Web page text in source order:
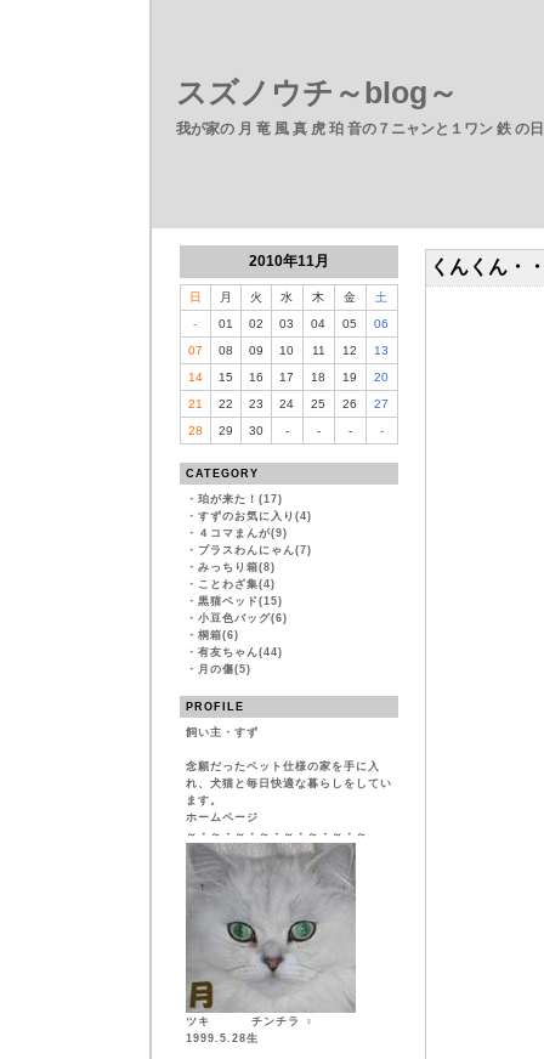
スズノウチ～blog～
我が家の 月 竜 風 真 虎 珀 音の７ニャンと１ワン 鉄 の
2010年11月
日 月 火 水 木 金
土
-
01 02 03 04 05
06
07
08 09 10 11 12
13
14
15 16 17 18 19
20
21
22 23 24 25 26
27
28
29 30 - - - -
CATEGORY
・ 珀が来た！(17)
・ すずのお気に入り(4)
・ ４コマまんが(9)
・ プラスわんにゃん(7)
・ みっちり箱(8)
・ ことわざ集(4)
・ 黒猫ベッド(15)
・ 小豆色バッグ(6)
・ 桐箱(6)
・ 有友ちゃん(44)
・ 月の傷(5)
PROFILE
飼い主・すず
念願だったペット仕様の家を手に入
れ、犬猫と毎日快適な暮らしをしてい
ます。
ホームページ
～・～・～・～・～・～・～・～
ツキ チンチラ ♀
1999.5.28生
くんくん・